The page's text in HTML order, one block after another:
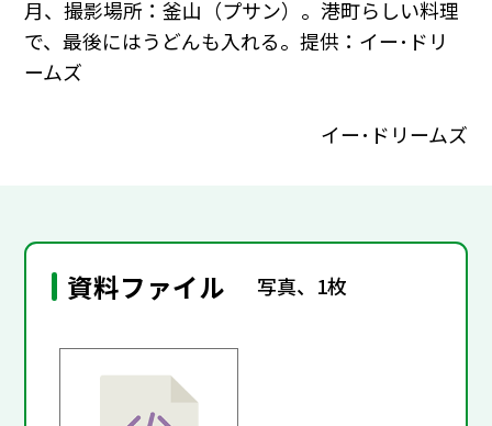
月、撮影場所：釜山（プサン）。港町らしい料理
で、最後にはうどんも入れる。提供：イー･ドリ
ームズ
イー･ドリームズ
資料ファイル 写真、1枚